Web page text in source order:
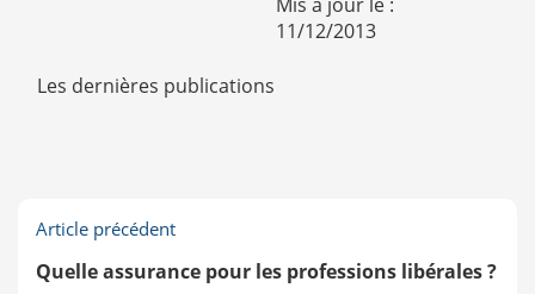
11/12/2013
Les dernières publications
Article précédent
Quelle assurance pour les professions libérales ?